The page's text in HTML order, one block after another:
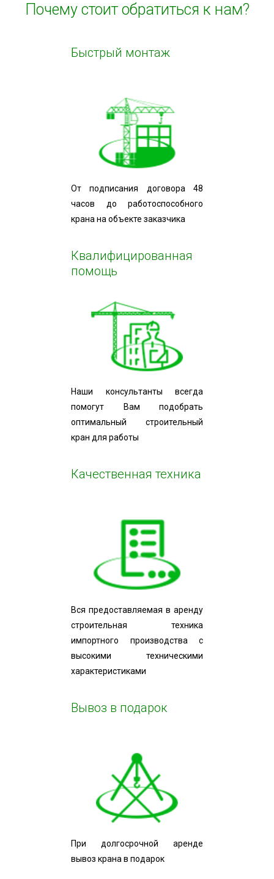
Почему стоит обратиться к нам?
Быстрый монтаж
От подписания договора 48
часов до работоспособного
крана на объекте заказчика
Квалифицированная
помощь
Наши консультанты всегда
помогут Вам подобрать
оптимальный строительный
кран для работы
Качественная техника
Вся предоставляемая в аренду
строительная техника
импортного производства с
высокими техническими
характеристиками
Вывоз в подарок
При долгосрочной аренде
вывоз крана в подарок